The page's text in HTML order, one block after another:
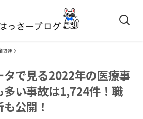
関連
タで見る2022年の医療事
多い事故は1,724件！職
公開！